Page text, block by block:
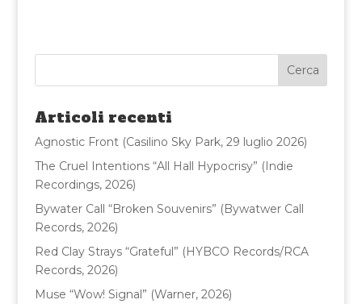
e
b
o
o
k
te
r
l
di
vi
di
Articoli recenti
Agnostic Front (Casilino Sky Park, 29 luglio 2026)
The Cruel Intentions “All Hall Hypocrisy” (Indie
Recordings, 2026)
Bywater Call “Broken Souvenirs” (Bywatwer Call
Records, 2026)
Red Clay Strays “Grateful” (HYBCO Records/RCA
Records, 2026)
Muse “Wow! Signal” (Warner, 2026)